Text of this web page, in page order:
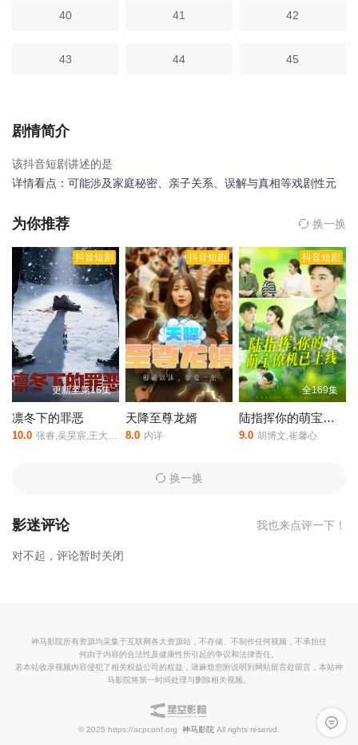
40 41 42
43 44 45
剧情简介
该抖音短剧讲述的是
详情看点：可能涉及家庭秘密、亲子关系、误解与真相等戏剧性元
，抱歉沈先生孩子不是你的是由内详执导,宋晨,张玉娇等人主演的,于
瓜影院，抖音短剧视频等40集全集完整版资源免费在线观看。
为你推荐 换一换
抖音短剧
更新至第16集
凛冬下的罪恶
10.0 张睿,吴昊宸,王大奇,孙之鸿,洪冰瑶,肖涵,嘉泽,李蒲赫,左腾云,何磊,王心嫚,李繁,苏宥辰,刘佳萌,洪爽,刘亭希,窦新豪,刘伟峰,刘朔豪,徐章
抖音短剧
天降至尊龙婿
8.0 内详
抖音短剧
全169集
陆指挥你的萌宝僚机已上线
9.0 胡博文,崔馨心
换一换
影迷评论 我也来点评一下！
对不起，评论暂时关闭
留言反
神马影院所有资源均采集于互联网各大资源站，不存储、不制作任何视频，不承担任
何由于内容的合法性及健康性所引起的争议和法律责任。
若本站收录视频内容侵犯了相关权益公司的权益，请麻烦您附说明到网站留言处留言，本站神
马影院将第一时间处理与删除相关视频。
© 2025 https://acpconf.org 神马影院 All rights reservd.